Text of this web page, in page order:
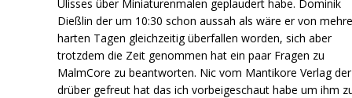
Ulisses über Miniaturenmalen geplaudert habe. Dominik
Dießlin der um 10:30 schon aussah als wäre er von
harten Tagen gleichzeitig überfallen worden, sich aber
trotzdem die Zeit genommen hat ein paar Fragen zu
MalmCore zu beantworten. Nic vom Mantikore Verlag
drüber gefreut hat das ich vorbeigeschaut habe um ihm